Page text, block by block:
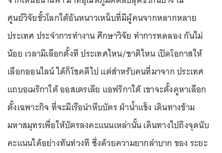
ศูนย์วิจัยขั้วโลกใต้อันหนาวเหน็บที่มีผู้คนจากหลากหลาย
ประเทศ ประจำการทำงาน ศึกษาวิจัย ทำการทดลอง กันไม่
น้อย เวลามีเลือกตั้งที ประเทศไหน/ชาติไหน เปิดโอกาสให้
เลือกออนไลน์ ได้ก็โชคดีไป แต่สำหรับคนที่มาจาก ประเทศ
แถบอเมริกาใต้ ออสเตรเลีย แอฟริกาใต้ เขาจะตั้งคูหาเลือก
ตั้งเฉพาะกิจ ที่จะมีเรือนำหีบบัตร ฝ่าน้ำแข็ง เดินทางข้าม
มหาสมุทรเพื่อให้บัตรลงคะแนนเหล่านั้น เดินทางไปถึงจุดนับ
คะแนนได้อย่างทันท่วงที ซึ่งด้วยความยากลำบาก ของ ระยะ